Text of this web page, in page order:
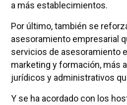
a más establecimientos.
Por último, también se
asesoramiento empresarial
servicios de asesoramiento
marketing y formación, más
jurídicos y administrativos
Y se ha acordado con los